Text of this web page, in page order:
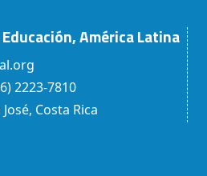
América Latina
2223-7810
Costa Rica